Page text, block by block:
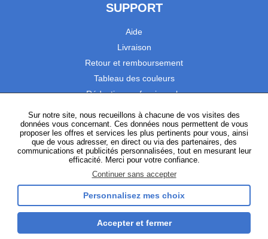
SUPPORT
Aide
Livraison
Retour et remboursement
Tableau des couleurs
Réduction professionnels
Satisfaction Clients
SUIVEZ-NOUS
InstagramTikTokFacebookYouTubeLinkedIn
Sur notre site, nous recueillons à chacune de vos visites des
données vous concernant. Ces données nous permettent de vous
proposer les offres et services les plus pertinents pour vous, ainsi
que de vous adresser, en direct ou via des partenaires, des
communications et publicités personnalisées, tout en mesurant leur
efficacité. Merci pour votre confiance.
Continuer sans accepter
Personnalisez mes choix
Accepter et fermer